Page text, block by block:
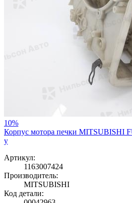
10%
Корпус мотора печки MITSUBISHI
у
Артикул:
1163007424
Производитель:
MITSUBISHI
Код детали: